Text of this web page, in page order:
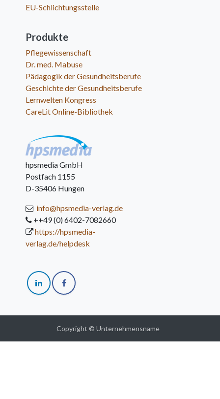
EU-Schlichtungsstelle
Produkte
Pflegewissenschaft
Dr. med. Mabuse
Pädagogik der Gesundheitsberufe
Geschichte der Gesundheitsberufe
Lernwelten Kongress
CareLit Online-Bibliothek
hpsmedia GmbH
Postfach 1155
D-35406 Hungen
info@hpsmedia-verlag.de
++49 (0) 6402-7082660
https://hpsmedia-
verlag.de/helpdesk
Copyright © Unternehmensname